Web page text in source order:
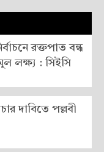
রক্তপাত বন্ধ
লক্ষ্য : সিইসি
দাবিতে পল্লবী